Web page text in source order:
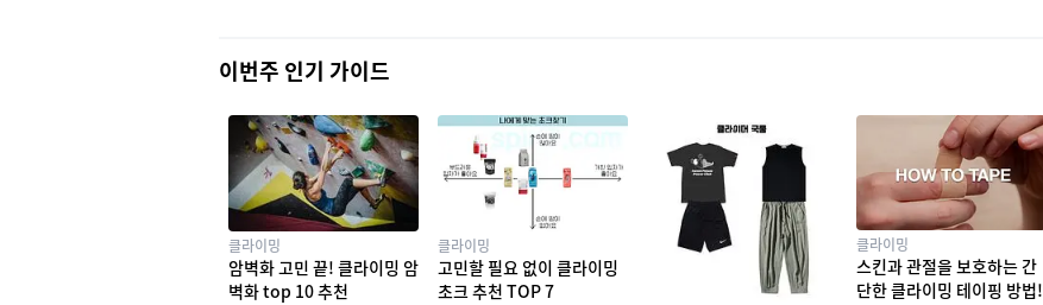
이번주 인기 가이드
클라이밍
암벽화 고민 끝! 클라이밍 암
벽화 top 10 추천
클라이밍
고민할 필요 없이 클라이밍
초크 추천 TOP 7
클라이밍
스킨과 관절을 보호하는 간
단한 클라이밍 테이핑 방법!